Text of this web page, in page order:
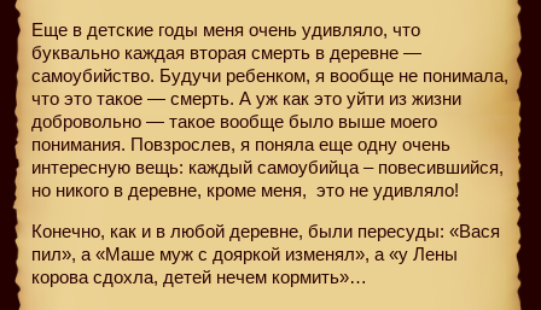
Еще в детские годы меня очень удивляло, что
буквально каждая вторая смерть в деревне —
самоубийство. Будучи ребенком, я вообще не понимала,
что это такое — смерть. А уж как это уйти из жизни
добровольно — такое вообще было выше моего
понимания. Повзрослев, я поняла еще одну очень
интересную вещь: каждый самоубийца – повесившийся,
но никого в деревне, кроме меня, это не удивляло!
Конечно, как и в любой деревне, были пересуды: «Вася
пил», а «Маше муж с дояркой изменял», а «у Лены
корова сдохла, детей нечем кормить»…